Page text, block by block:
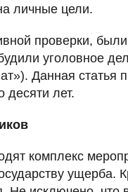
личные цели.
проверки,
уголовное
Данная статья
десяти лет.
комплекс
ущерба.